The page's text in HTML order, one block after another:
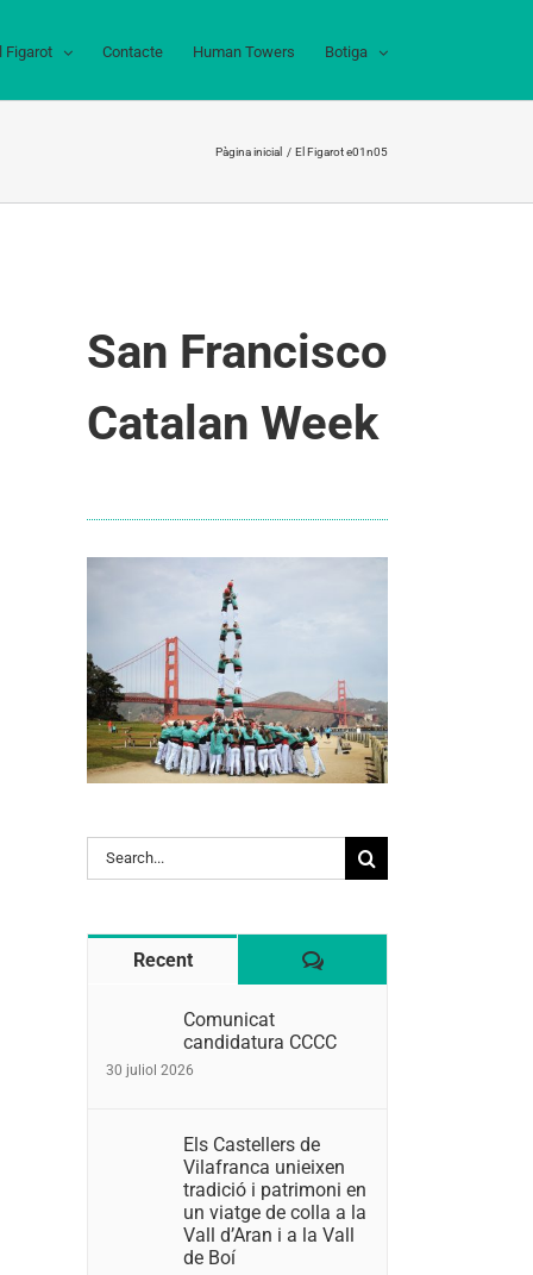
Figarot Contacte Human Towers Botiga
Pàgina inicial El Figarot e01n05
San Francisco
Catalan Week
Search
for:
Recent Comentaris
Comunicat
candidatura CCCC
30 juliol 2026
Els Castellers de
Vilafranca unieixen
tradició i patrimoni en
un viatge de colla a la
Vall d’Aran i a la Vall
de Boí